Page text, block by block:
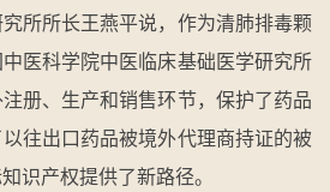
所所长王燕平说，作为清肺排毒颗
医科学院中医临床基础医学研究所
册、生产和销售环节，保护了药品
往出口药品被境外代理商持证的被
识产权提供了新路径。